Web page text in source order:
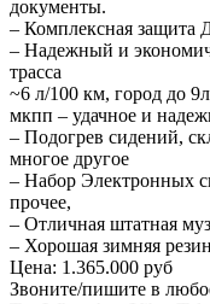
документы.
– Комплексная защита
– Надежный и
трасса
~6 л/100 км, город до
мкпп – удачное и
– Подогрев сидений,
многое другое
– Набор Электронных
прочее,
– Отличная штатная
– Хорошая зимняя
Цена: 1.365.000 руб
Звоните/пишите в